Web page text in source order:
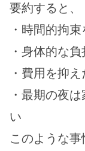
要約すると、
・時間的拘
・身体的な
・費用を抑
・最期の夜
い
このような